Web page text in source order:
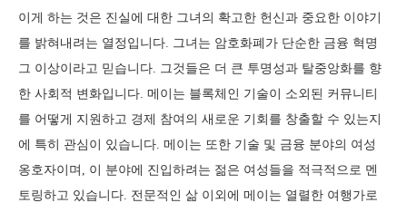
이게 하는 것은 진실에 대한 그녀의 확고한 헌신과 중요한 이야기
를 밝혀내려는 열정입니다. 그녀는 암호화폐가 단순한 금융 혁명
그 이상이라고 믿습니다. 그것들은 더 큰 투명성과 탈중앙화를 향
한 사회적 변화입니다. 메이는 블록체인 기술이 소외된 커뮤니티
를 어떻게 지원하고 경제 참여의 새로운 기회를 창출할 수 있는지
에 특히 관심이 있습니다. 메이는 또한 기술 및 금융 분야의 여성
옹호자이며, 이 분야에 진입하려는 젊은 여성들을 적극적으로 멘
토링하고 있습니다. 전문적인 삶 이외에 메이는 열렬한 여행가로